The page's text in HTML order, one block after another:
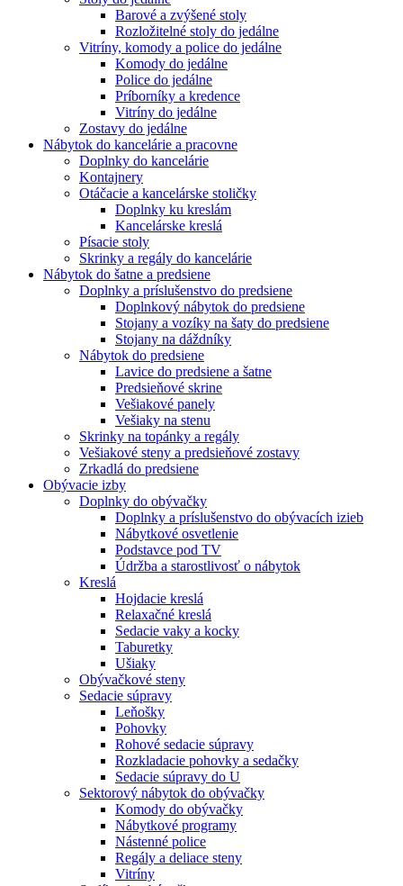
Barové a zvýšené stoly
Rozložitelné stoly do jedálne
Vitríny, komody a police do jedálne
Komody do jedálne
Police do jedálne
Príborníky a kredence
Vitríny do jedálne
Zostavy do jedálne
Nábytok do kancelárie a pracovne
Doplnky do kancelárie
Kontajnery
Otáčacie a kancelárske stoličky
Doplnky ku kreslám
Kancelárske kreslá
Písacie stoly
Skrinky a regály do kancelárie
Nábytok do šatne a predsiene
Doplnky a príslušenstvo do predsiene
Doplnkový nábytok do predsiene
Stojany a vozíky na šaty do predsiene
Stojany na dáždníky
Nábytok do predsiene
Lavice do predsiene a šatne
Predsieňové skrine
Vešiakové panely
Vešiaky na stenu
Skrinky na topánky a regály
Vešiakové steny a predsieňové zostavy
Zrkadlá do predsiene
Obývacie izby
Doplnky do obývačky
Doplnky a príslušenstvo do obývacích izieb
Nábytkové osvetlenie
Podstavce pod TV
Údržba a starostlivosť o nábytok
Kreslá
Hojdacie kreslá
Relaxačné kreslá
Sedacie vaky a kocky
Taburetky
Ušiaky
Obývačkové steny
Sedacie súpravy
Leňošky
Pohovky
Rohové sedacie súpravy
Rozkladacie pohovky a sedačky
Sedacie súpravy do U
Sektorový nábytok do obývačky
Komody do obývačky
Nábytkové programy
Nástenné police
Regály a deliace steny
Vitríny